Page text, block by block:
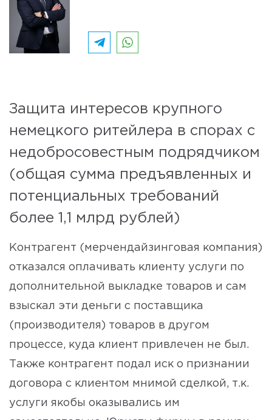
Защита интересов крупного
немецкого ритейлера в спорах с
недобросовестным подрядчиком
(общая сумма предъявленных и
потенциальных требований
более 1,1 млрд рублей)
Контрагент (мерчендайзинговая компания)
отказался оплачивать клиенту услуги по
дополнительной выкладке товаров и сам
взыскал эти деньги с поставщика
(производителя) товаров в другом
процессе, куда клиент привлечен не был.
Также контрагент подал иск о признании
договора с клиентом мнимой сделкой, т.к.
услуги якобы оказывались им